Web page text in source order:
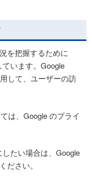
を把握するために
ています。Google
して、ユーザーの訪
は、Google のプライ
たい場合は、Google
ださい。